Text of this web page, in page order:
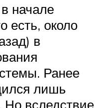
начале
есть, около
в
Ранее
лишь
Но вследствие